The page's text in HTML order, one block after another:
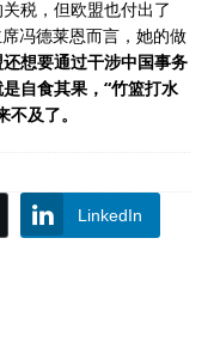
税，但欧盟也付出了
冯德莱恩而言，她的做
想要通过干涉中国事务
自食其果，“竹篮打水
及了。
LinkedIn